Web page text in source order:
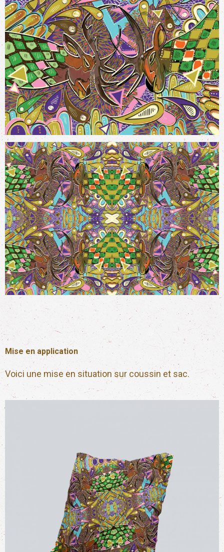
Mise en application
Voici une mise en situation sur coussin et sac.